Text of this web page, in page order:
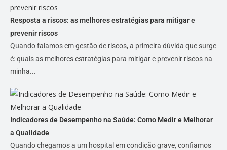
Resposta a riscos: as melhores estratégias para mitigar e
prevenir riscos
Quando falamos em gestão de riscos, a primeira dúvida que surge
é: quais as melhores estratégias para mitigar e prevenir riscos na
minha...
Indicadores de Desempenho na Saúde: Como Medir e Melhorar
a Qualidade
Quando chegamos a um hospital em condição grave, confiamos